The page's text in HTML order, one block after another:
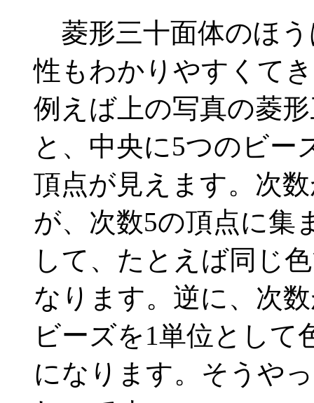
菱形三十面体のほ
性もわかりやすくて
例えば上の写真の菱
と、中央に5つのビー
頂点が見えます。次
が、次数5の頂点に集
して、たとえば同じ
なります。逆に、次
ビーズを1単位として
になります。そうや